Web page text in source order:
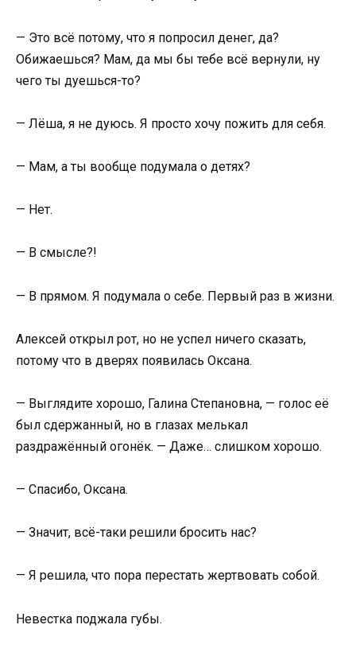
— Это всё потому, что я попросил денег, да?
Обижаешься? Мам, да мы бы тебе всё вернули, ну
чего ты дуешься-то?
— Лёша, я не дуюсь. Я просто хочу пожить для себя.
— Мам, а ты вообще подумала о детях?
— Нет.
— В смысле?!
— В прямом. Я подумала о себе. Первый раз в жизни.
Алексей открыл рот, но не успел ничего сказать,
потому что в дверях появилась Оксана.
— Выглядите хорошо, Галина Степановна, — голос её
был сдержанный, но в глазах мелькал
раздражённый огонёк. — Даже… слишком хорошо.
— Спасибо, Оксана.
— Значит, всё-таки решили бросить нас?
— Я решила, что пора перестать жертвовать собой.
Невестка поджала губы.